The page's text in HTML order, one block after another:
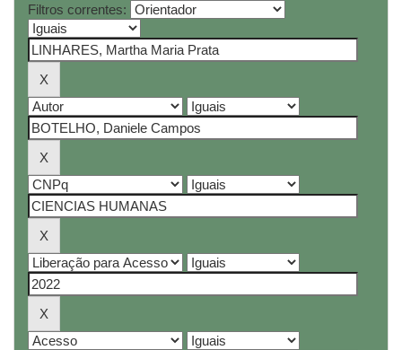
Filtros correntes: